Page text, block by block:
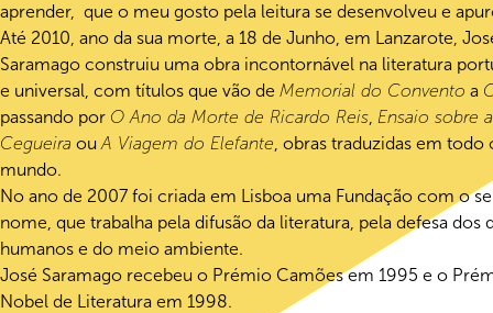
aprender, que o meu gosto pela leitura se desenvolveu e
Até 2010, ano da sua morte, a 18 de Junho, em Lanzarote,
Saramago construiu uma obra incontornável na literatura
e universal, com títulos que vão de Memorial do Convento a
passando por O Ano da Morte de Ricardo Reis, Ensaio sobre a
Cegueira ouA Viagem do Elefante, obras traduzidas em todo
mundo.
No ano de 2007 foi criada em Lisboa uma Fundação com o
nome, que trabalha pela difusão da literatura, pela defesa dos
humanos e do meio ambiente.
José Saramago recebeu o Prémio Camões em 1995 e o
Nobel de Literatura em 1998.